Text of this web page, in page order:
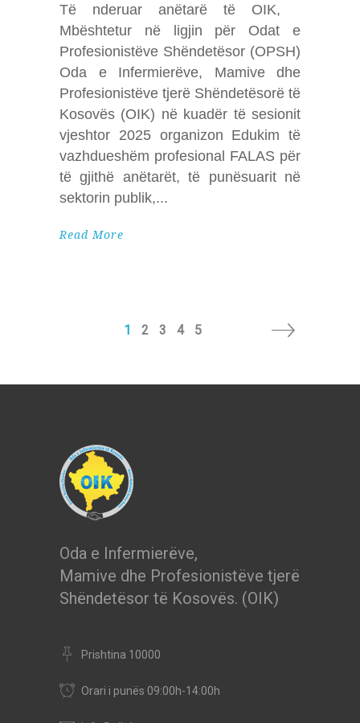
Të nderuar anëtarë të OIK,
Mbështetur në ligjin për Odat e
Profesionistëve Shëndetësor (OPSH)
Oda e Infermierëve, Mamive dhe
Profesionistëve tjerë Shëndetësorë të
Kosovës (OIK) në kuadër të sesionit
vjeshtor 2025 organizon Edukim të
vazhdueshëm profesional FALAS për
të gjithë anëtarët, të punësuarit në
sektorin publik,
Read More
1 2 3 4 5
Oda e Infermierëve,
Mamive dhe Profesionistëve tjerë
Shëndetësor të Kosovës. (OIK)
Prishtina 10000
Orari i punës 09:00h-14:00h